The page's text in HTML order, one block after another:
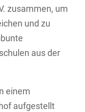
zusammen, um
und zu
aus der
einem
aufgestellt